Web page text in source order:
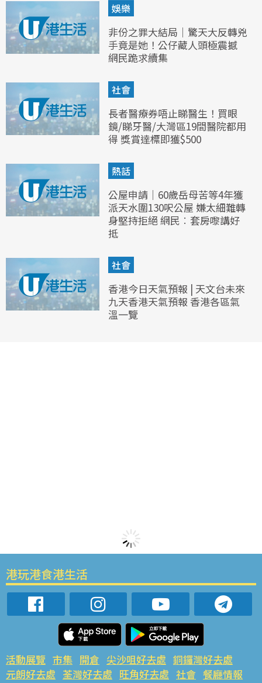
娛樂
非份之罪大結局｜驚天大反轉兇
手竟是她！公仔藏人頭極震撼
網民跪求續集
社會
長者醫療券唔止睇醫生！買眼
鏡/睇牙醫/大灣區19間醫院都用
得 獎賞達標即獲$500
熱話
公屋申請｜60歲岳母苦等4年獲
派天水圍130呎公屋 嫌太細難轉
身堅持拒絕 網民︰套房嚟講好
抵
社會
香港今日天氣預報 | 天文台未來
九天香港天氣預報 香港各區氣
溫一覽
港玩港食港生活
活動展覽 市集 開倉 尖沙咀好去處 銅鑼灣好去處
元朗好去處 荃灣好去處 旺角好去處 社會 餐廳情報